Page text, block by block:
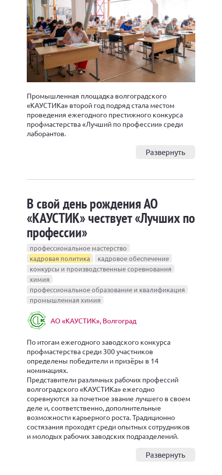
Промышленная площадка волгоградского
«КАУСТИКа» второй год подряд стала местом
проведения ежегодного престижного конкурса
профмастерства «Лучший по профессии» среди
лаборантов.
Развернуть
В свой день рождения АО
«КАУСТИК» чествует «Лучших по
профессии»
профессиональное мастерство
кадровая политика
кадровое обеспечение
конкурсы и производственные соревнования
химия
профессиональное образование и квалификация
промышленная химия
АО «КАУСТИК», Волгоград
По итогам ежегодного заводского конкурса
профмастерства среди 300 участников
определены победители и призёры в 14
номинациях.
Представители различных рабочих профессий
волгоградского «КАУСТИКа» ежегодно
соревнуются за почетное звание лучшего в своем
деле и, соответственно, дополнительные
возможности карьерного роста. Традиционно
состязания проходят среди опытных сотрудников
и молодых рабочих заводских подразделений.
Развернуть